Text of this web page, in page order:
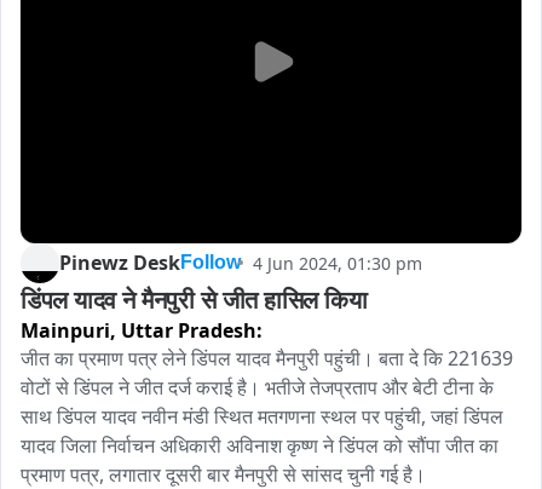
Pinewz DeskFollow 4 Jun 2024, 01:30 pm
डिंपल यादव ने मैनपुरी से जीत हासिल किया
Mainpuri, Uttar Pradesh:
जीत का प्रमाण पत्र लेने डिंपल यादव मैनपुरी पहुंची। बता दे कि 221639
वोटों से डिंपल ने जीत दर्ज कराई है। भतीजे तेजप्रताप और बेटी टीना के
साथ डिंपल यादव नवीन मंडी स्थित मतगणना स्थल पर पहुंची, जहां डिंपल
यादव जिला निर्वाचन अधिकारी अविनाश कृष्ण ने डिंपल को सौंपा जीत का
प्रमाण पत्र, लगातार दूसरी बार मैनपुरी से सांसद चुनी गई है।